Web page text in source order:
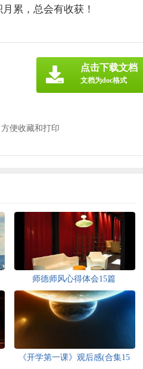
累，总会有收获！
便收藏和打印
点击下载文档
文档为doc格式
师德师风心得体会15篇
《开学第一课》观后感(合集15